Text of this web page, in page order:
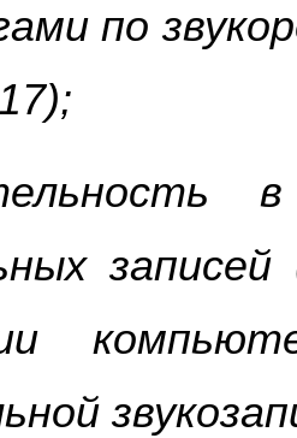
по
в